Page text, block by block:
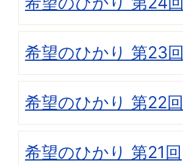
希望のひかり 第23回
希望のひかり 第22回
希望のひかり 第21回